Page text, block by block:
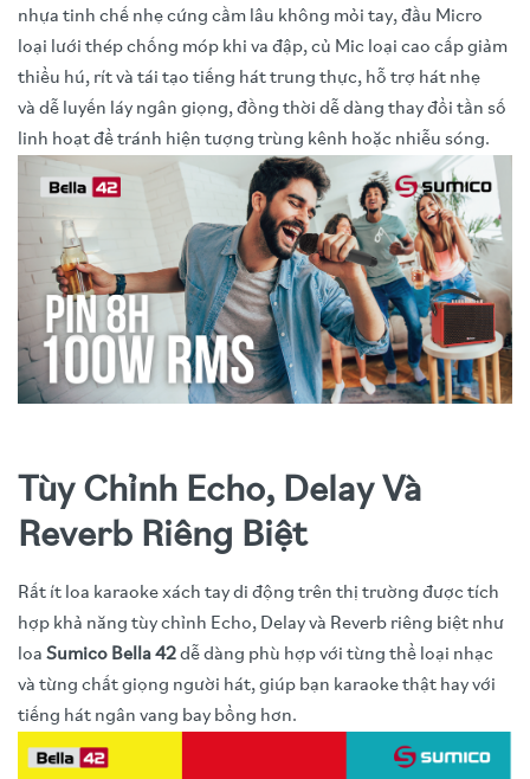
nhựa tinh chế nhẹ cứng cầm lâu không mỏi tay, đầu Micro
loại lưới thép chống móp khi va đập, củ Mic loại cao cấp giảm
thiểu hú, rít và tái tạo tiếng hát trung thực, hỗ trợ hát nhẹ
và dễ luyến láy ngân giọng, đồng thời dễ dàng thay đổi tần số
linh hoạt để tránh hiện tượng trùng kênh hoặc nhiễu sóng.
Tùy Chỉnh Echo, Delay Và
Reverb Riêng Biệt
Rất ít loa karaoke xách tay di động trên thị trường được tích
hợp khả năng tùy chỉnh Echo, Delay và Reverb riêng biệt như
loa Sumico Bella 42dễ dàng phù hợp với từng thể loại nhạc
và từng chất giọng người hát, giúp bạn karaoke thật hay với
tiếng hát ngân vang bay bổng hơn.